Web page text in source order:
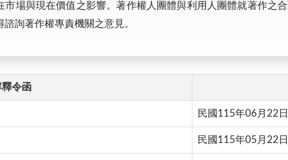
市場與現在價值之影響。著作權人團體與利用人團體就著作之
詢著作權專責機關之意見。
令函
民國115年06月22日
民國115年05月22日